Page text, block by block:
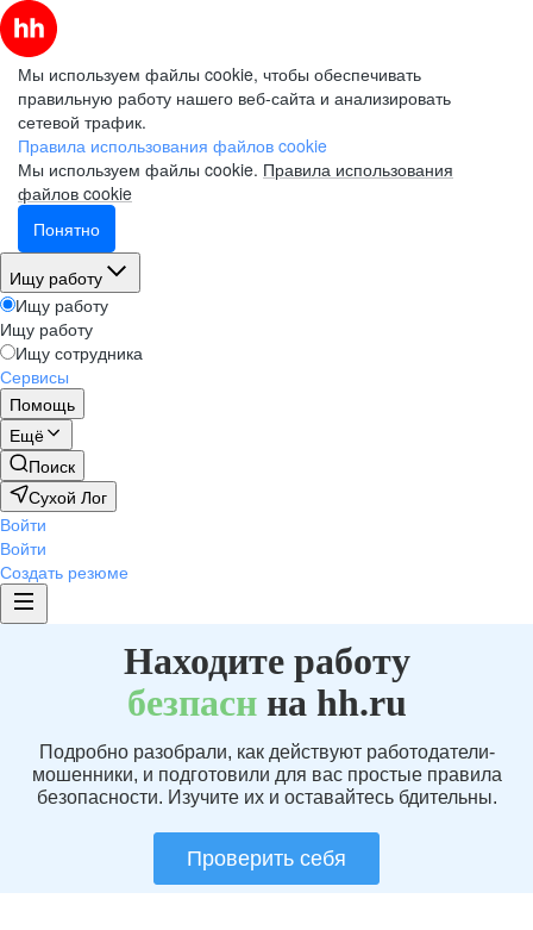
Мы используем файлы cookie, чтобы обеспечивать
правильную работу нашего веб-сайта и анализировать
сетевой трафик.
Правила использования файлов cookie
Мы используем файлы cookie. Правила использования
файлов cookie
Понятно
Ищу работу
Ищу работу
Ищу работу
Ищу сотрудника
Сервисы
Помощь
Ещё
Поиск
Сухой Лог
Войти
Войти
Создать резюме
Находите работу
безпаснна hh.ru
Подробно разобрали, как действуют работодатели-
мошенники, и подготовили для вас простые правила
безопасности. Изучите их и оставайтесь бдительны.
Проверить себя